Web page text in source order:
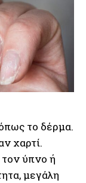
το δέρμα.
χαρτί.
ύπνο ή
μεγάλη